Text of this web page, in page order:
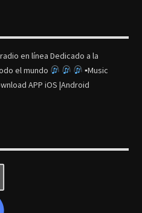
en línea Dedicado a la
el mundo
▪Music
APP iOS |Android